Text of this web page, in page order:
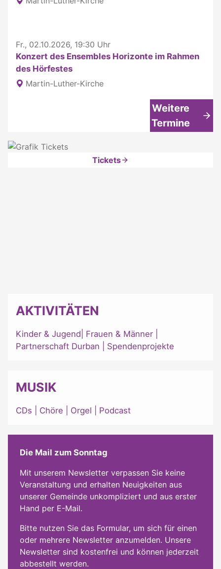
Fr., 02.10.2026, 19:30 Uhr
Konzert des Ensembles Horizonte im Rahmen
des Hörfestes
Martin-Luther-Kirche
Weitere
Termine
Tickets
AKTIVITÄTEN
Kinder & Jugend Frauen & Männer
Partnerschaft Durban
Spendenprojekte
MUSIK
CDs Chöre Orgel Podcast
Die Mail zum Sonntag
Mit unserem Newsletter verpassen Sie keine
Veranstaltung und erhalten Neuigkeiten aus
unserer Gemeinde unkompliziert und aus erster
Hand per E-Mail.
Bitte nutzen Sie das Formular, um sich für einen
oder mehrere Newsletter anzumelden. Unsere
Newsletter sind kostenfrei und können jederzeit
abbestellt werden.